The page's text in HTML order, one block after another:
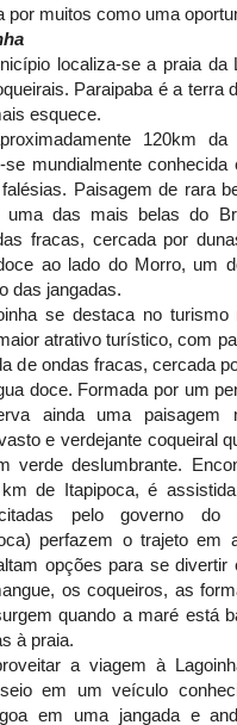
por muitos como uma
localiza-se a praia da
Paraipaba é a terra
esquece.
120km
se mundialmente
Paisagem de rara
uma das mais belas do
fracas, cercada por
ao lado do Morro, um
das jangadas.
se destaca no
atrativo turístico, com
de ondas fracas, cercada
doce. Formada por um
ainda uma
e verdejante coqueiral
verde deslumbrante.
de Itapipoca, é
pelo governo
perfazem o trajeto
opções para se
os coqueiros, as
quando a maré está
à praia.
a viagem à
em um veículo
em uma jangada e